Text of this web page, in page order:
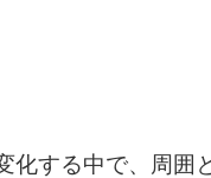
化する中で、周囲